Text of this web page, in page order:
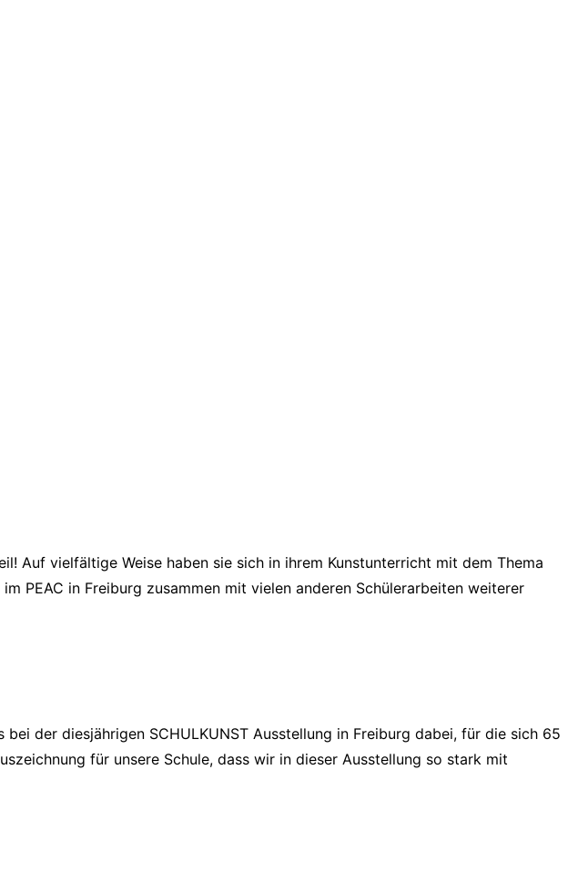
Auf vielfältige Weise haben sie sich in ihrem Kunstunterricht mit dem Thema
PEAC in Freiburg zusammen mit vielen anderen Schülerarbeiten weiterer
der diesjährigen SCHULKUNST Ausstellung in Freiburg dabei, für die sich 65
für unsere Schule, dass wir in dieser Ausstellung so stark mit